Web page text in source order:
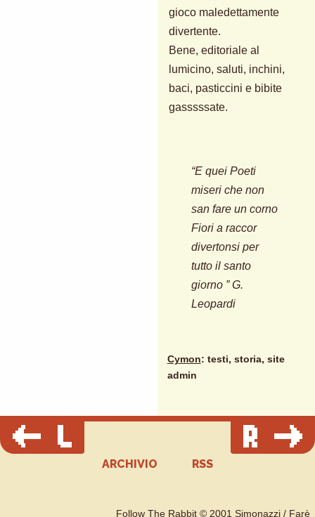
gioco maledettamente
divertente.
Bene, editoriale al
lumicino, saluti, inchini,
baci, pasticcini e bibite
gasssssate.
“E quei Poeti
miseri che non
san fare un corno
Fiori a raccor
divertonsi per
tutto il santo
giorno ” G.
Leopardi
Cymon: testi, storia, site
admin
ARCHIVIO RSS
Follow The Rabbit © 2001Simonazzi / Farè